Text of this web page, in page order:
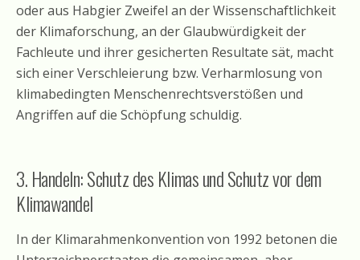
oder aus Habgier Zweifel an der Wissenschaftlichkeit
der Klimaforschung, an der Glaubwürdigkeit der
Fachleute und ihrer gesicherten Resultate sät, macht
sich einer Verschleierung bzw. Verharmlosung von
klimabedingten Menschenrechtsverstößen und
Angriffen auf die Schöpfung schuldig.
3. Handeln: Schutz des Klimas und Schutz vor dem
Klimawandel
In der Klimarahmenkonvention von 1992 betonen die